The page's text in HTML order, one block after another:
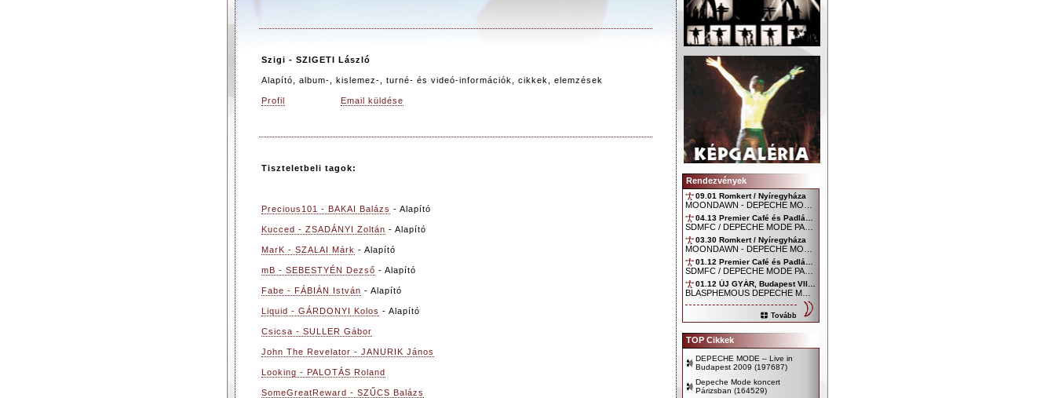
Szigi - SZIGETI László
Alapító, album-, kislemez-, turné- és videó-információk, cikkek, elemzések
Profil Email küldése
Tiszteletbeli tagok:
Precious101 - BAKAI Balázs - Alapító
Kucced - ZSADÁNYI Zoltán - Alapító
MarK - SZALAI Márk - Alapító
mB - SEBESTYÉN Dezső - Alapító
Fabe - FÁBIÁN István - Alapító
Liquid - GÁRDONYI Kolos - Alapító
Csicsa - SULLER Gábor
John The Revelator - JANURIK János
Looking - PALOTÁS Roland
SomeGreatReward - SZŰCS Balázs
Rendezvények
09.01 Romkert / Nyíregyháza
03.30 Romkert / Nyíregyháza
Tovább
TOP Cikkek
DEPECHE MODE – Live in
Budapest 2009 (197687)
Depeche Mode koncert
Párizsban (164529)